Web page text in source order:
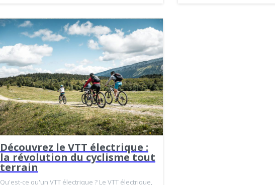
Découvrez le VTT électrique :
la révolution du cyclisme tout
terrain
Qu'est-ce qu'un VTT électrique ? Le VTT électrique,